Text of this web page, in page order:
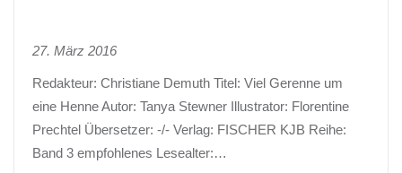
27. März 2016
Redakteur: Christiane Demuth Titel: Viel Gerenne um
eine Henne Autor: Tanya Stewner Illustrator: Florentine
Prechtel Übersetzer: -/- Verlag: FISCHER KJB Reihe:
Band 3 empfohlenes Lesealter:…